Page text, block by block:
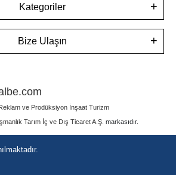
Kategoriler
Bize Ulaşın
ve Prodüksiyon İnşaat Turizm
Tarım İç ve Dış Ticaret A.Ş. markasıdır.